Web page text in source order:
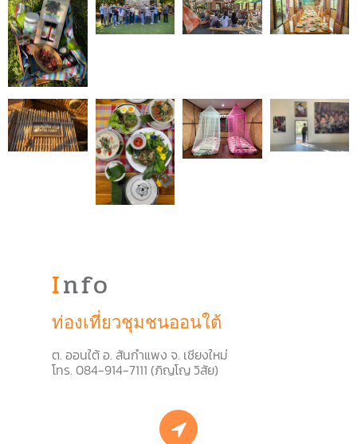
Info
ท่องเที่ยวชุมชนออนใต้
ต. ออนใต้ อ. สันกำแพง จ. เชียงใหม่
โทร. 084-914-7111 (ภิญโญ วิสัย)